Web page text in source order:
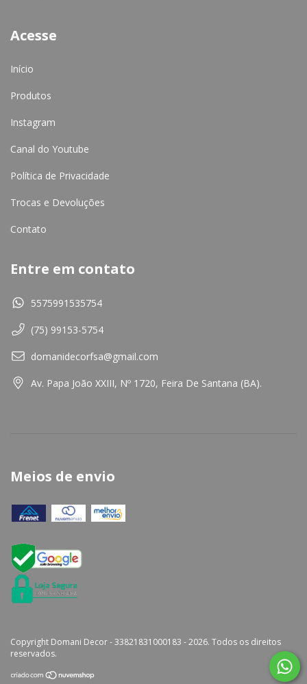
Acesse
Início
Produtos
Instagram
Canal do Youtube
Política de Privacidade
Trocas e Devoluções
Contato
Entre em contato
5575991535754
(75) 99153-5754
domanidecorfsa@gmail.com
Av. Papa João XXIII, Nº 1720, Feira De Santana (BA).
Meios de envio
Copyright Domani Decor - 33821831000183 - 2026. Todos os direitos
reservados.